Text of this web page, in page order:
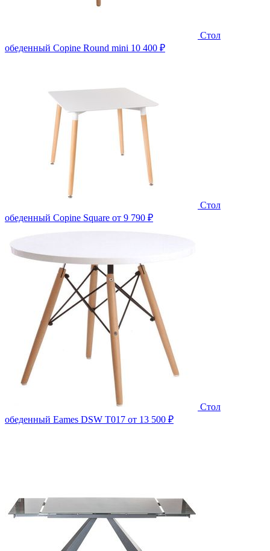
Стол
обеденный Copine Round mini 10 400 ₽
Стол
обеденный Copine Square от 9 790 ₽
Стол
обеденный Eames DSW T017 от 13 500 ₽